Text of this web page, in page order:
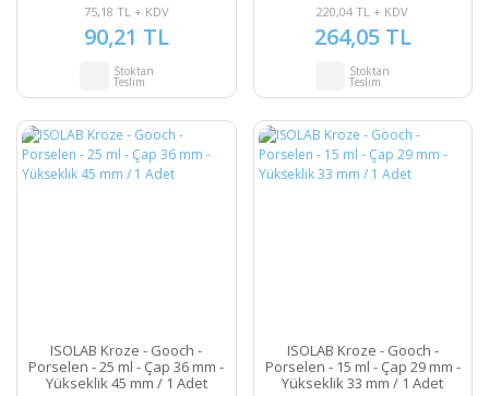
75,18 TL + KDV
90,21 TL
Stoktan
Teslim
220,04 TL + KDV
264,05 TL
Stoktan
Teslim
ISOLAB Kroze - Gooch -
Porselen - 25 ml - Çap 36 mm -
Yükseklik 45 mm / 1 Adet
ISOLAB Kroze - Gooch -
Porselen - 15 ml - Çap 29 mm -
Yükseklik 33 mm / 1 Adet